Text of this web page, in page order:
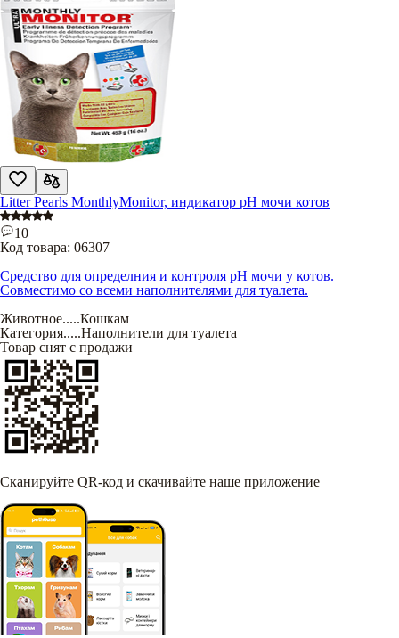
Litter Pearls MonthlyMonitor, индикатор рН мочи котов
10
Код товара: 06307
Средство для определния и контроля рН мочи у котов.
Совместимо со всеми наполнителями для туалета.
Животное.....Кошкам
Категория.....Наполнители для туалета
Товар снят с продажи
Сканируйте QR-код и скачивайте наше приложение